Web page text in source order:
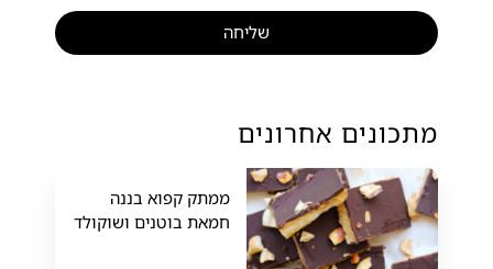
מתכונים אחרונים
ממתק קפוא בננה
חמאת בוטנים ושוקולד
שליחה